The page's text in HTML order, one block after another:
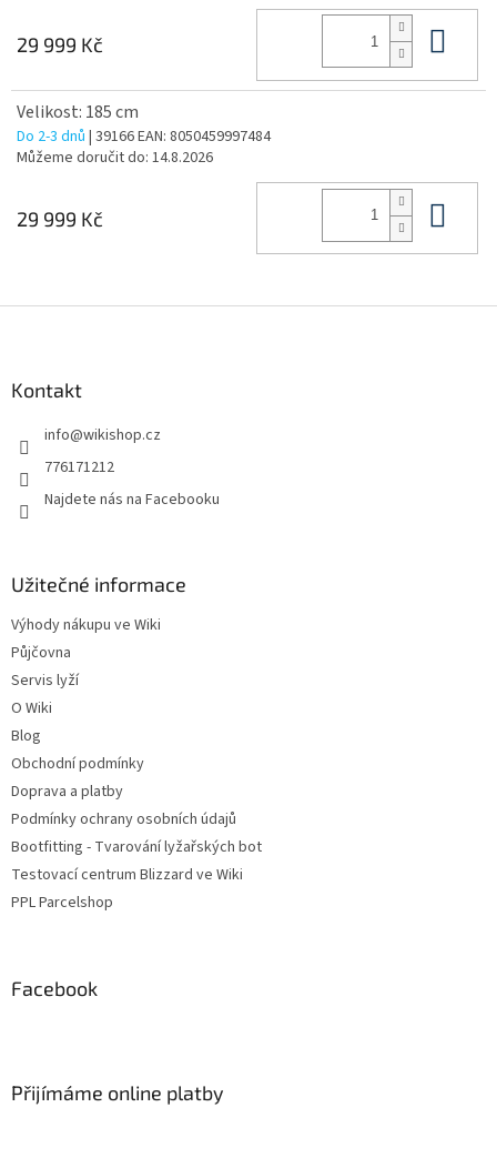
29 999 Kč
Velikost: 185 cm
Do 2-3 dnů | 39166EAN: 8050459997484
Můžeme doručit do: 14.8.2026
29 999 Kč
Kontakt
info@wikishop.cz
776171212
Najdete nás na Facebooku
Užitečné informace
Výhody nákupu ve Wiki
Půjčovna
Servis lyží
O Wiki
Blog
Obchodní podmínky
Doprava a platby
Podmínky ochrany osobních údajů
Bootfitting - Tvarování lyžařských bot
Testovací centrum Blizzard ve Wiki
PPL Parcelshop
Facebook
Přijímáme online platby